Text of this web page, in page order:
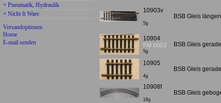
+ Pneumatik, Hydraulik
+ Nicht ft Ware
Versandoptionen
Home
E-mail senden
10903v
5g
BSB Gleis
10904
FM 6003
5g
BSB Gleis
10905
4g
BSB Gleis
10908f
18g
BSB Gleis